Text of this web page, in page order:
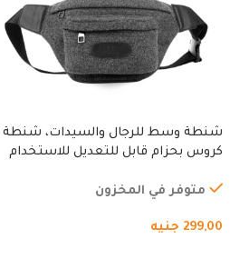
شنطة وسط للرجال والسيدات، شنطة
كروس بحزام قابل للتعديل للاستخدام
المشي لمسافات طويلة، وركوب
متوفر في المخزون
299,00 جنيه